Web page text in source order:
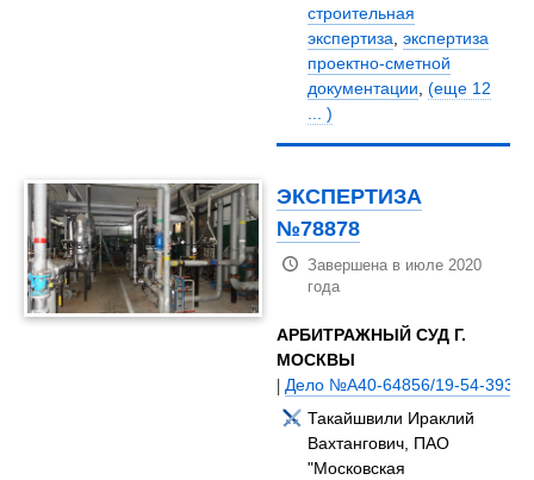
строительная
экспертиза ,экспертиза
проектно-сметной
документации ,(еще 12
... )
ЭКСПЕРТИЗА
№78878
Завершена в июле 2020
года
АРБИТРАЖНЫЙ СУД Г.
МОСКВЫ
|Дело №А40-64856/19-54-393
Такайшвили Ираклий
Вахтангович, ПАО
"Московская